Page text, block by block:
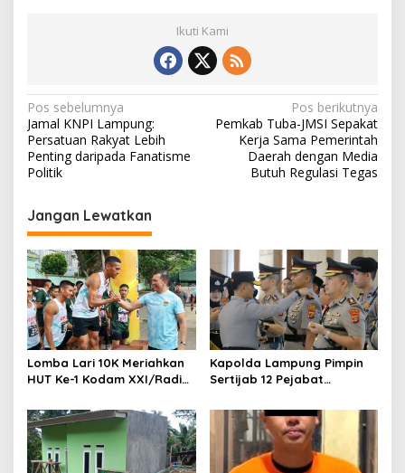
Ikuti Kami
N
a
v
g
a
s
i
p
o
s
Pos sebelumnya
Jamal KNPI Lampung:
Persatuan Rakyat Lebih
Penting daripada Fanatisme
Politik
Pos berikutnya
Pemkab Tuba-JMSI Sepakat
Kerja Sama Pemerintah
Daerah dengan Media
Butuh Regulasi Tegas
Jangan Lewatkan
Lomba Lari 10K Meriahkan
HUT Ke-1 Kodam XXI/Radin
Kapolda Lampung Pimpin
Sertijab 12 Pejabat
Organisasi dan Pelayanan
Polri Presisi